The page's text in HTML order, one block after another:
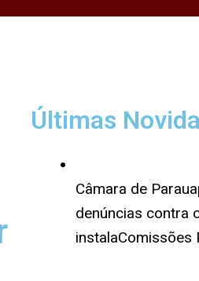
Últimas
Câmara de
denúncias contra
instalaComissões